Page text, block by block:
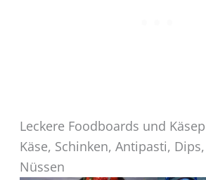
Leckere Foodboards und
Käse, Schinken, Antipasti,
Nüssen